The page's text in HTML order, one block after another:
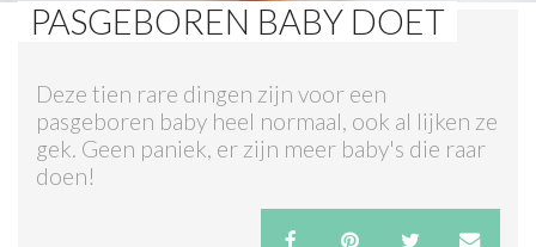
SHOPS
ACTIES & KORTING
PASGEBOREN BABY DOET
Deze tien rare dingen zijn voor een
pasgeboren baby heel normaal, ook al lijken ze
gek. Geen paniek, er zijn meer baby's die raar
doen!